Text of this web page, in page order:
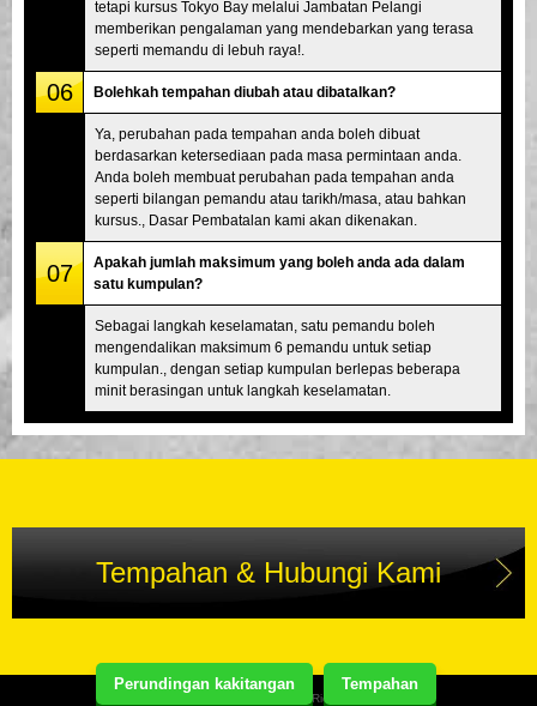
Perundingan kakitangan Tempahan
tetapi kursus Tokyo Bay melalui Jambatan Pelangi
memberikan pengalaman yang mendebarkan yang terasa
seperti memandu di lebuh raya!.
06 Bolehkah tempahan diubah atau dibatalkan?
Ya, perubahan pada tempahan anda boleh dibuat
berdasarkan ketersediaan pada masa permintaan anda.
Anda boleh membuat perubahan pada tempahan anda
seperti bilangan pemandu atau tarikh/masa, atau bahkan
kursus., Dasar Pembatalan kami akan dikenakan.
07
Apakah jumlah maksimum yang boleh anda ada dalam
satu kumpulan?
Sebagai langkah keselamatan, satu pemandu boleh
mengendalikan maksimum 6 pemandu untuk setiap
kumpulan., dengan setiap kumpulan berlepas beberapa
minit berasingan untuk langkah keselamatan.
Tempahan & Hubungi Kami
Copyright(C) Street Kart Tour. All Rights Reserved.